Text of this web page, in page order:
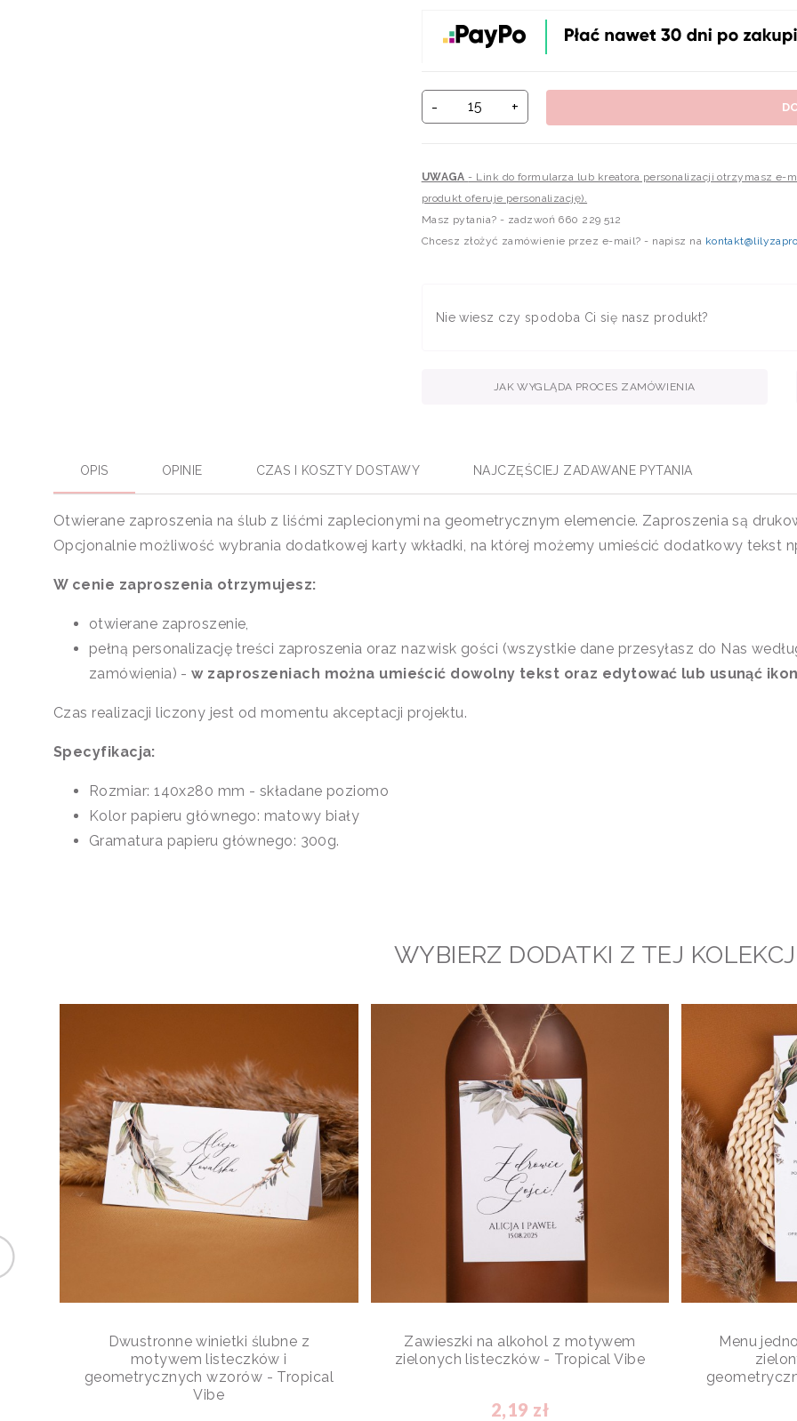
- +
UWAGA- Link do formularza lub kreatora personalizacji otrzymasz e-
produkt oferuje personalizację).
Masz pytania? - zadzwoń 660 229 512
Chcesz złożyć zamówienie przez e-mail? - napisz na
Nie wiesz czy spodoba Ci się nasz produkt?
JAK WYGLĄDA PROCES ZAMÓWIENIA
OPIS OPINIE CZAS I KOSZTY DOSTAWY NAJCZĘŚCIEJ ZADAWANE PYTANIA
Otwierane zaproszenia na ślub z liśćmi zaplecionymi na geometrycznym elemencie. Zaproszenia są
Opcjonalnie możliwość wybrania dodatkowej karty wkładki, na której możemy umieścić dodatkowy tekst
W cenie zaproszenia otrzymujesz:
otwierane zaproszenie,
pełną personalizację treści zaproszenia oraz nazwisk gości (wszystkie dane przesyłasz do Nas
zamówienia) -w zaproszeniach można umieścić dowolny tekst oraz edytować lub usunąć
Czas realizacji liczony jest od momentu akceptacji projektu.
Specyfikacja:
Rozmiar: 140x280 mm - składane poziomo
Kolor papieru głównego: matowy biały
Gramatura papieru głównego: 300g.
WYBIERZ DODATKI Z TEJ
Dwustronne winietki ślubne z
motywem listeczków i
geometrycznych wzorów - Tropical
Vibe
Zawieszki na alkohol z motywem
zielonych listeczków - Tropical Vibe
2,19 zł
Menu